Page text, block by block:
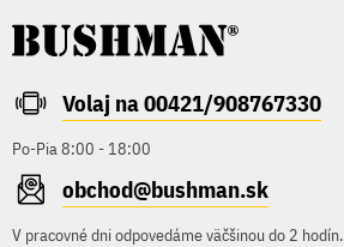
Volaj na 00421/908767330
Po-Pia 8:00 - 18:00
obchod@bushman.sk
V pracovné dni odpovedáme väčšinou do 2 hodín.